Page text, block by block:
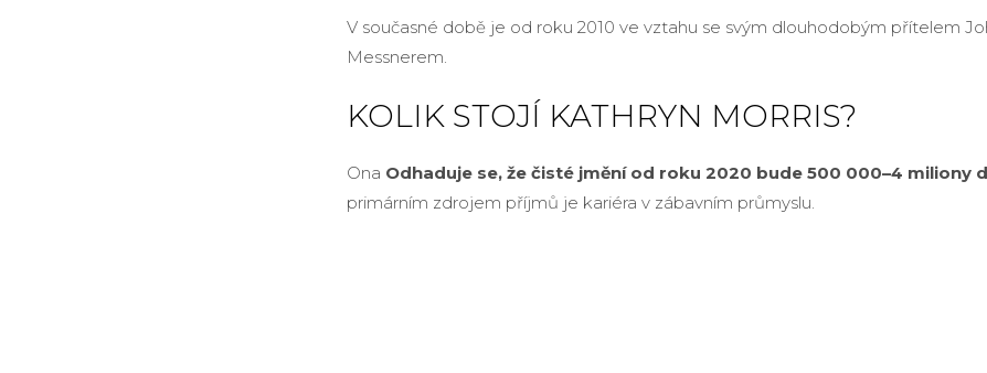
V současné době je od roku 2010 ve vztahu se svým dlouhodobým přítelem
Messnerem.
KOLIK STOJÍ KATHRYN MORRIS?
Ona Odhaduje se, že čisté jmění od roku 2020 bude 500 000–4 miliony
primárním zdrojem příjmů je kariéra v zábavním průmyslu.